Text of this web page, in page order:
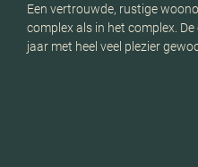
Een vertrouwde, rustige
complex als in het complex.
jaar met heel veel plezier